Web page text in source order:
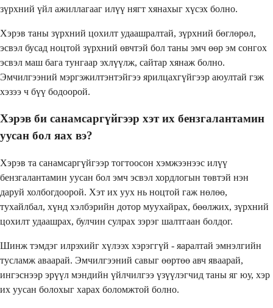
зүрхний үйл ажиллагааг илүү нягт хянахыг хүсэх болно.
Хэрэв таны зүрхний цохилт удаашралтай, зүрхний бөглөрөл,
эсвэл бусад ноцтой зүрхний өвчтэй бол таны эмч өөр эм сонгох
эсвэл маш бага тунгаар эхлүүлж, сайтар хянаж болно.
Эмчилгээний мэргэжилтэнтэйгээ ярилцахгүйгээр аюултай гэж
хэзээ ч бүү бодоорой.
Хэрэв би санамсаргүйгээр хэт их бензгалантамин
уусан бол яах вэ?
Хэрэв та санамсаргүйгээр тогтоосон хэмжээнээс илүү
бензгалантамин уусан бол эмч эсвэл хордлогын төвтэй нэн
даруй холбогдоорой. Хэт их уух нь ноцтой гаж нөлөө,
тухайлбал, хүнд хэлбэрийн дотор муухайрах, бөөлжих, зүрхний
цохилт удаашрах, булчин сулрах зэрэг шалтгаан болдог.
Шинж тэмдэг илрэхийг хүлээх хэрэггүй - яаралтай эмнэлгийн
тусламж аваарай. Эмчилгээний савыг өөртөө авч яваарай,
ингэснээр эрүүл мэндийн үйлчилгээ үзүүлэгчид таны яг юу, хэр
их уусан болохыг харах боломжтой болно.